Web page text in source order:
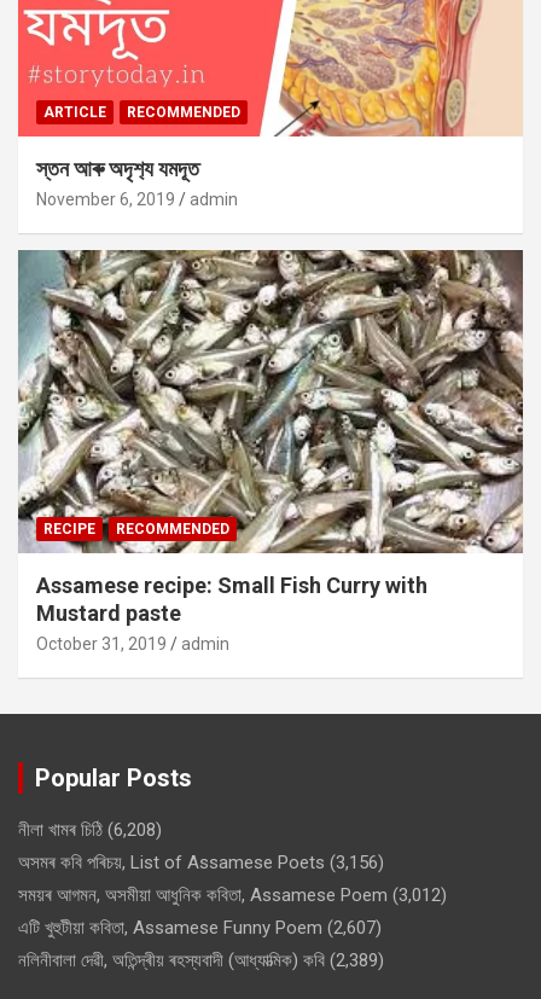
ARTICLE RECOMMENDED
স্তন আৰু অদৃশ‍্য যমদূত
November 6, 2019 admin
RECIPE RECOMMENDED
Assamese recipe: Small Fish Curry with
Mustard paste
October 31, 2019 admin
Popular Posts
নীলা খামৰ চিঠি (6,208)
অসমৰ কবি পৰিচয়, List of Assamese Poets (3,156)
সময়ৰ আগমন, অসমীয়া আধুনিক কবিতা, Assamese Poem (3,012)
এটি খুহুটীয়া কবিতা, Assamese Funny Poem (2,607)
নলিনীবালা দেৱী, অতিন্দ্ৰীয় ৰহস্যবাদী (আধ্যাত্মিক) কবি (2,389)